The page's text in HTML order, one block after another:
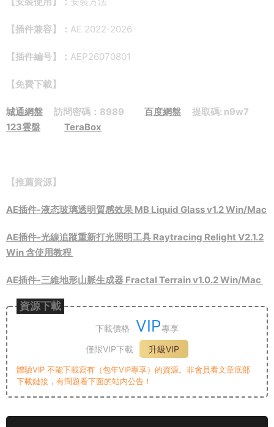
【插件兼容】： AE 2022-2026
【插件編号】： AEP26070801
【免費下載】
城通網盤 訪問密碼：8989 百度網盤 提取碼: n9w7
123雲盤
TeraBox
【推薦資源】
AE插件-液态玻璃透明質感效果 MB Liquid Glass v1.2 Win/Mac
AE插件-光線追蹤重新打光照明工具 Raytracing Relight V2.1.2
Win 含使用教程
AE插件-三維地形山脈生成器 Fractal Terrain v1.0.2 Win/Mac
資源下載
下載價格 VIP專享
僅限VIP下載
升級VIP
體驗VIP 不能下載寫有（包年VIP專享）的資源。非會員看文章底部
下載鏈接，有問題看下面的站内公告！